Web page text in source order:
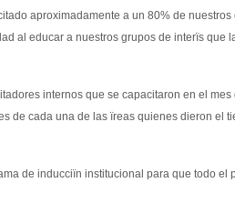
aproximadamente a un 80% de
al educar a nuestros grupos de interïs que
internos que se capacitaron en el
de cada una de las ïreas quienes dieron el
de inducciïn institucional para que todo el